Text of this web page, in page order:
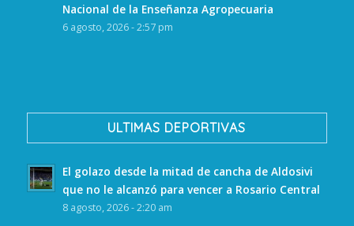
Nacional de la Enseñanza Agropecuaria
6 agosto, 2026 - 2:57 pm
ULTIMAS DEPORTIVAS
El golazo desde la mitad de cancha de Aldosivi
que no le alcanzó para vencer a Rosario Central
8 agosto, 2026 - 2:20 am